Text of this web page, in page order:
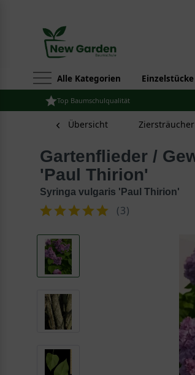
Alle Kategorien Einzelstücke
Top Baumschulqualität
Übersicht Ziersträucher
Gartenflieder / Gewöhnlicher Flieder / Edelflieder
'Paul Thirion'
Syringa vulgaris 'Paul Thirion'
(3)